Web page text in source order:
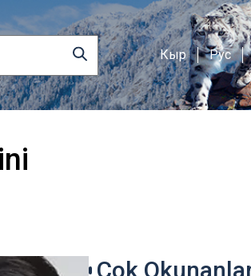
Кыр Рус
Çok